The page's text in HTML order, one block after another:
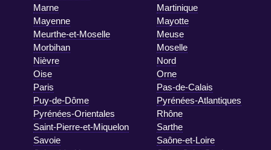
Marne
Martinique
Mayenne
Mayotte
Meurthe-et-Moselle
Meuse
Morbihan
Moselle
Nièvre
Nord
Oise
Orne
Paris
Pas-de-Calais
Puy-de-Dôme
Pyrénées-Atlantiques
Pyrénées-Orientales
Rhône
Saint-Pierre-et-Miquelon
Sarthe
Savoie
Saône-et-Loire